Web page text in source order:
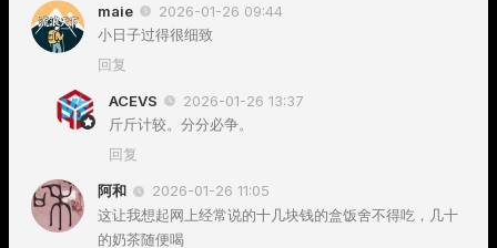
maie
2026-01-26 09:44
小日子过得很细致
回复
ACEVS
2026-01-26 13:37
斤斤计较。分分必争。
回复
阿和
2026-01-26 11:05
这让我想起网上经常说的十几块钱的盒饭舍不得吃，几十
的奶茶随便喝